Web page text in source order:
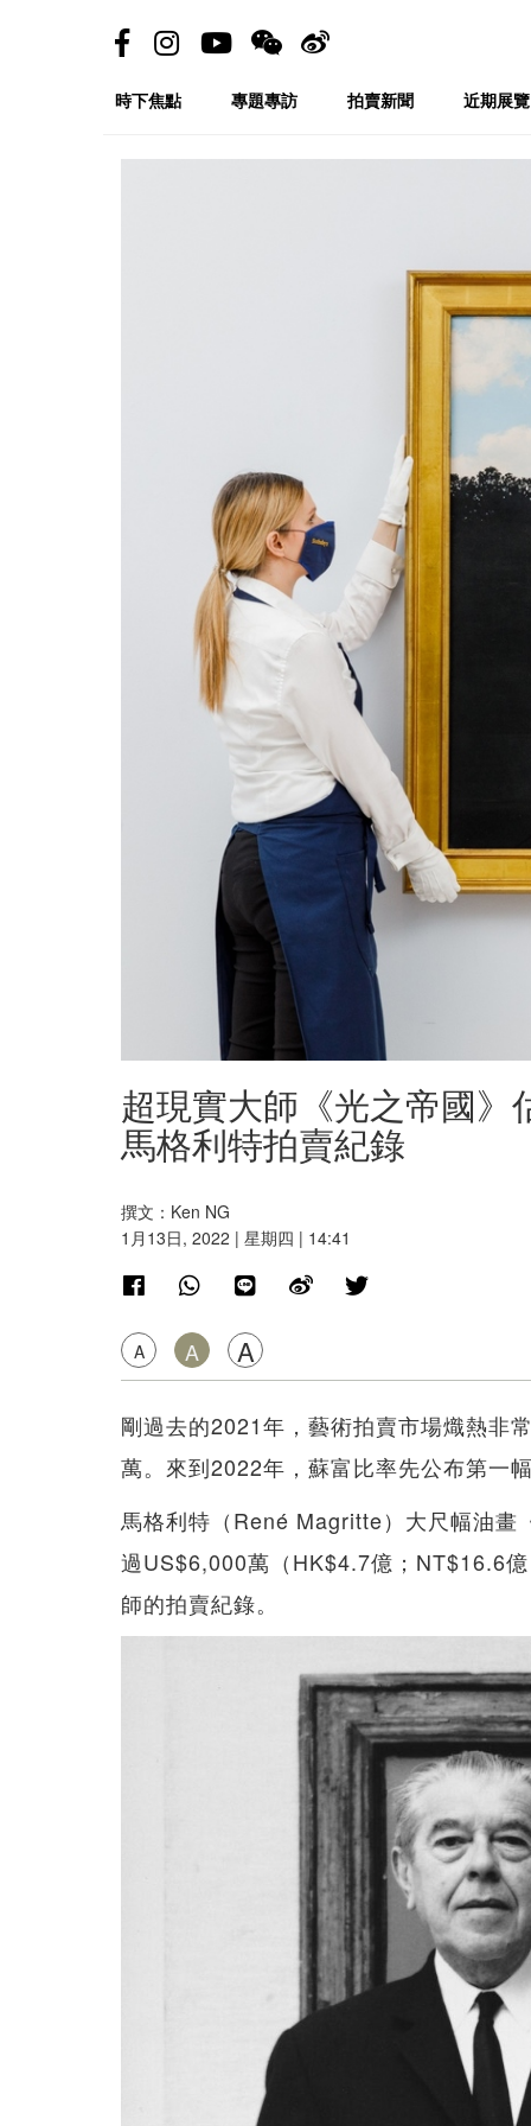
時下焦點 專題專訪 拍賣新聞 近期展覽
超現實大師《光之帝國
馬格利特拍賣紀錄
撰文：Ken NG
1月13日, 2022 | 星期四 | 14:41
A A A
剛過去的2021年，藝術拍賣市場熾熱非
萬。來到2022年，蘇富比率先公布第一
馬格利特（René Magritte）大尺幅油畫
過US$6,000萬（HK$4.7億；NT$16.6
師的拍賣紀錄。